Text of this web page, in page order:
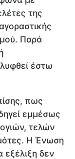
της
Παρά
έστω
πως
εμμέσως
τελών
Η Ένωση
εξέλιξη δεν